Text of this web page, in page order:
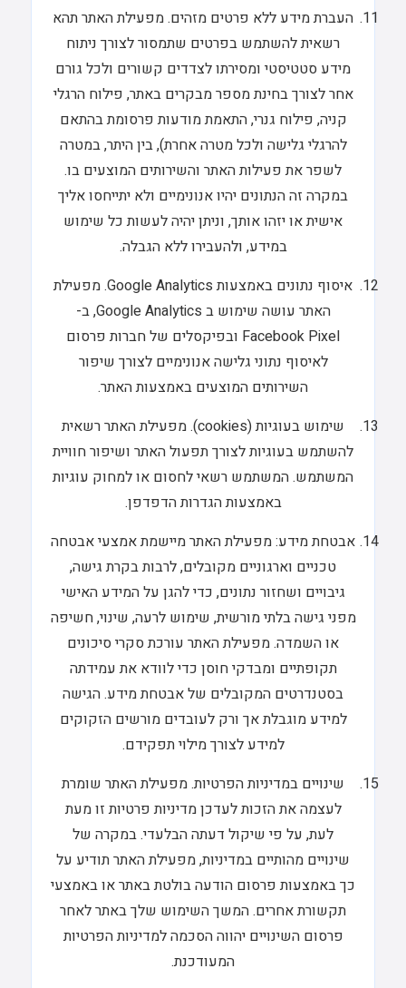
העברת מידע ללא פרטים מזהים. מפעילת האתר תהא
רשאית להשתמש בפרטים שתמסור לצורך ניתוח
מידע סטטיסטי ומסירתו לצדדים קשורים ולכל גורם
אחר לצורך בחינת מספר מבקרים באתר, פילוח הרגלי
קניה, פילוח גנרי, התאמת מודעות פרסומת בהתאם
להרגלי גלישה ולכל מטרה אחרת), בין היתר, במטרה
לשפר את פעילות האתר והשירותים המוצעים בו.
במקרה זה הנתונים יהיו אנונימיים ולא יתייחסו אליך
אישית או יזהו אותך, וניתן יהיה לעשות כל שימוש
במידע, ולהעבירו ללא הגבלה.
איסוף נתונים באמצעות Google Analytics. מפעילת
האתר עושה שימוש ב Google Analytics, ב-
Facebook Pixel ובפיקסלים של חברות פרסום
לאיסוף נתוני גלישה אנונימיים לצורך שיפור
השירותים המוצעים באמצעות האתר.
שימוש בעוגיות (cookies). מפעילת האתר רשאית
להשתמש בעוגיות לצורך תפעול האתר ושיפור חוויית
המשתמש. המשתמש רשאי לחסום או למחוק עוגיות
באמצעות הגדרות הדפדפן.
אבטחת מידע: מפעילת האתר מיישמת אמצעי אבטחה
טכניים וארגוניים מקובלים, לרבות בקרת גישה,
גיבויים ושחזור נתונים, כדי להגן על המידע האישי
מפני גישה בלתי מורשית, שימוש לרעה, שינוי, חשיפה
או השמדה. מפעילת האתר עורכת סקרי סיכונים
תקופתיים ומבדקי חוסן כדי לוודא את עמידתה
בסטנדרטים המקובלים של אבטחת מידע. הגישה
למידע מוגבלת אך ורק לעובדים מורשים הזקוקים
למידע לצורך מילוי תפקידם.
שינויים במדיניות הפרטיות. מפעילת האתר שומרת
לעצמה את הזכות לעדכן מדיניות פרטיות זו מעת
לעת, על פי שיקול דעתה הבלעדי. במקרה של
שינויים מהותיים במדיניות, מפעילת האתר תודיע על
כך באמצעות פרסום הודעה בולטת באתר או באמצעי
תקשורת אחרים. המשך השימוש שלך באתר לאחר
פרסום השינויים יהווה הסכמה למדיניות הפרטיות
המעודכנת.